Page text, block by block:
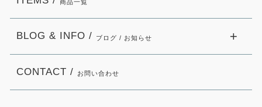
商品一覧
BLOG & INFO / ブログ / お知らせ
CONTACT / お問い合わせ